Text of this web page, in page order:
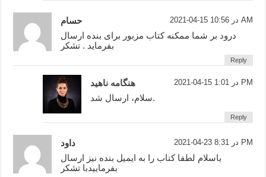
حسام 2021-04-15 در 10:56 AM
درود بر شما ممکنه کتاب مزبور برای بنده ارسال
بفرماید . تشکر
Reply
هنگامه ناهید 2021-04-15 در 1:01 PM
سلام، ارسال شد.
Reply
داود 2021-04-23 در 8:31 PM
باسلام لطفا کتاب را به ایمیل بنده نیز ارسال
بفرماییدبا تشکر